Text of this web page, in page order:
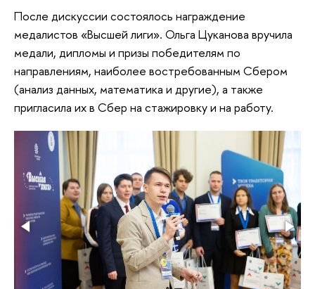
После дискуссии состоялось награждение
медалистов «Высшей лиги». Ольга Цуканова вручила
медали, дипломы и призы победителям по
направлениям, наиболее востребованным Сбером
(анализ данных, математика и другие), а также
пригласила их в Сбер на стажировку и на работу.